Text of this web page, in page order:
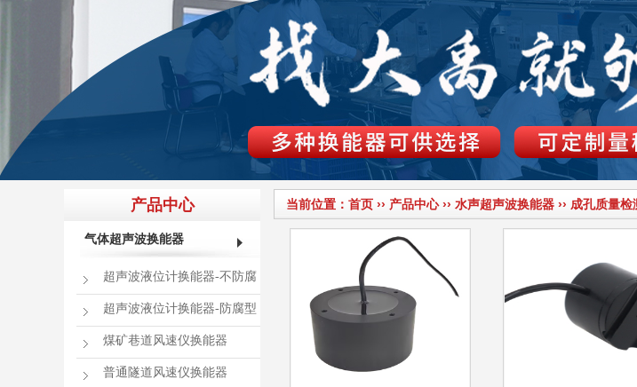
当前位置： 首页 ›› 产品中心›› 水声超声波换能器 ›› 成孔质量检
产品中心
气体超声波换能器
超声波液位计换能器-不防腐
超声波液位计换能器-防腐型
煤矿巷道风速仪换能器
普通隧道风速仪换能器